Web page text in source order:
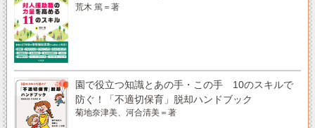
荒木 篤＝著
園で役立つ知識とあの手・この手 10のスキルで
防ぐ！「不適切保育」脱却ハンドブック
菊地奈津美、河合清美＝著